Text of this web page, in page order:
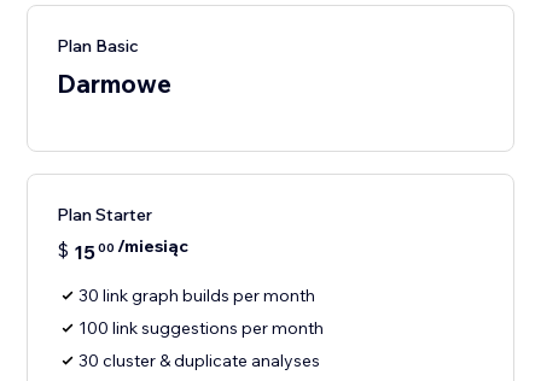
Plan Basic
Darmowe
Plan Starter
$ 1500 /miesiąc
30 link graph builds per month
100 link suggestions per month
30 cluster & duplicate analyses